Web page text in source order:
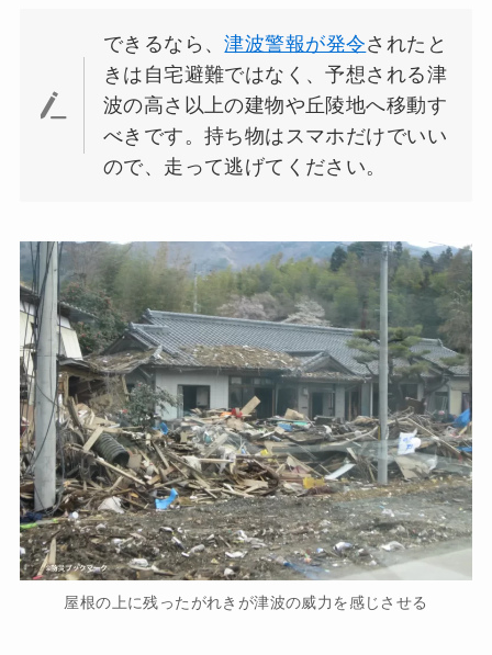
できるなら、津波警報が発令されたと
きは自宅避難ではなく、予想される津
波の高さ以上の建物や丘陵地へ移動す
べきです。持ち物はスマホだけでいい
ので、走って逃げてください。
屋根の上に残ったがれきが津波の威力を感じさせる